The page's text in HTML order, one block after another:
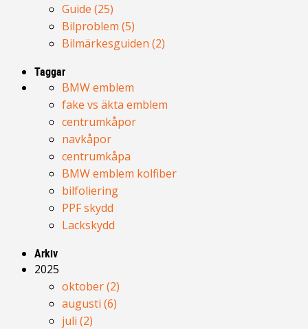
Guide (25)
Bilproblem (5)
Bilmärkesguiden (2)
Taggar
BMW emblem
fake vs äkta emblem
centrumkåpor
navkåpor
centrumkåpa
BMW emblem kolfiber
bilfoliering
PPF skydd
Lackskydd
Arkiv
2025
oktober (2)
augusti (6)
juli (2)